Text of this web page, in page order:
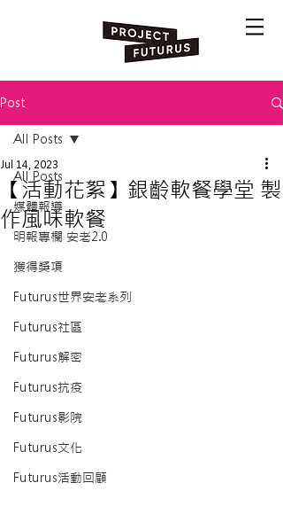
Post
All Posts
媒體報導
明報專欄 安老2.0
獲得獎項
Futurus世界安老系列
Futurus社區
Futurus解密
Futurus抗疫
Futurus影院
Futurus文化
Futurus活動回顧
All Posts
【活動花絮】銀齡軟餐學堂 製
作風味軟餐
Jul 14, 2023